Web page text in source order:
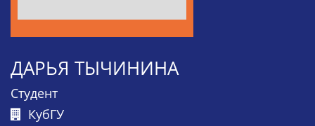
ДАРЬЯ ТЫЧИНИНА
Студент
КубГУ